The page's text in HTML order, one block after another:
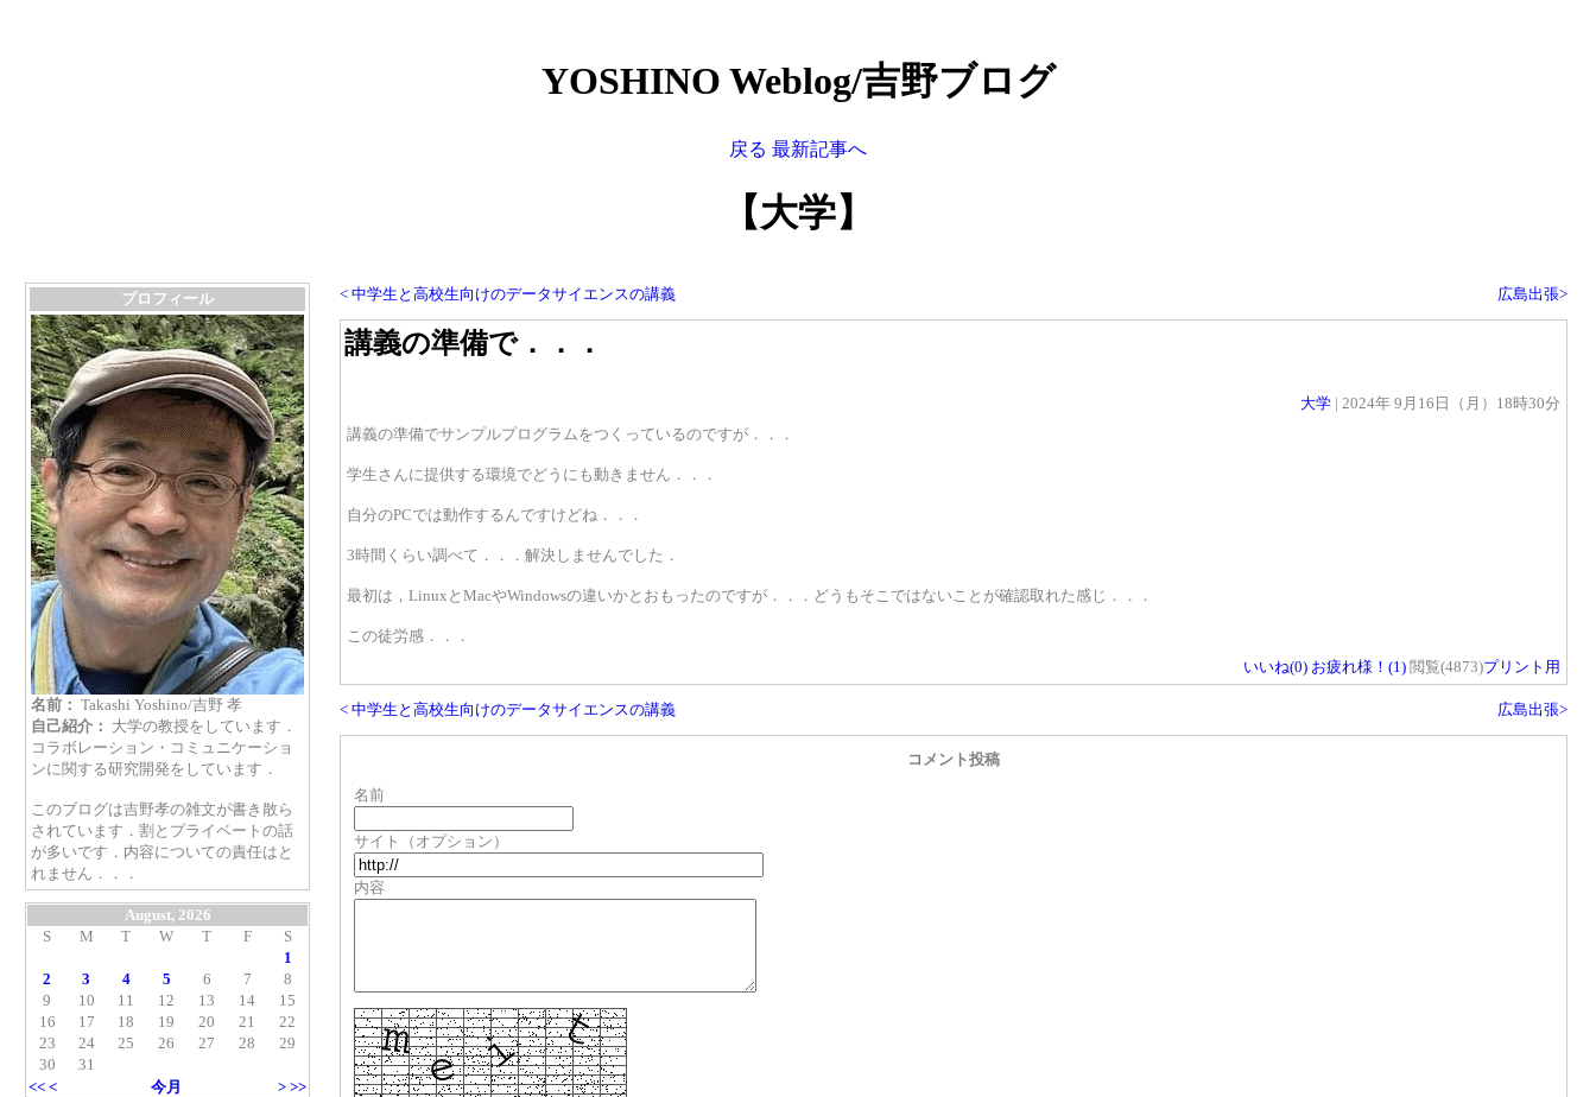
YOSHINO Weblog/吉野ブログ
戻る 最新記事へ
【大学】
プロフィール
名前： Takashi Yoshino/吉野 孝
自己紹介： 大学の教授をしています．
コラボレーション・コミュニケーショ
ンに関する研究開発をしています．
このブログは吉野孝の雑文が書き散ら
されています．割とプライベートの話
が多いです．内容についての責任はと
れません．．．
August, 2026
S
M T W T F
S
1
2
3 4 5 6 7
8
9
10 11 12 13 14
15
16
17 18 19 20 21
22
23
24 25 26 27 28
29
30
31
<< < 今月 > >>
< 中学生と高校生向けのデータサイエンスの講義 広島出張>
講義の準備で．．．
大学 | 2024年 9月16日（月）18時30分
講義の準備でサンプルプログラムをつくっているのですが．．．
学生さんに提供する環境でどうにも動きません．．．
自分のPCでは動作するんですけどね．．．
3時間くらい調べて．．．解決しませんでした．
最初は，LinuxとMacやWindowsの違いかとおもったのですが．．．どうもそこではないことが確認取れた感じ．．．
この徒労感．．．
いいね(0) お疲れ様！(1 ) 閲覧(4873)プリント用
< 中学生と高校生向けのデータサイエンスの講義 広島出張>
コメント投稿
名前
サイト（オプション）
内容